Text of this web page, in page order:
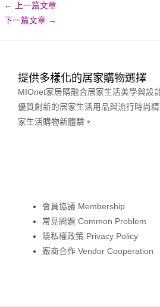
←
上一篇文章
下一篇文章 →
提供多樣化的居家購物選擇
MIOnet家居購融合居家生活美學與設
優質創新的居家生活用品與流行時尚
家生活購物新體驗。
會員協議 Membership
常見問題 Common Problem
隱私權政策 Privacy Policy
廠商合作 Vendor Cooperation